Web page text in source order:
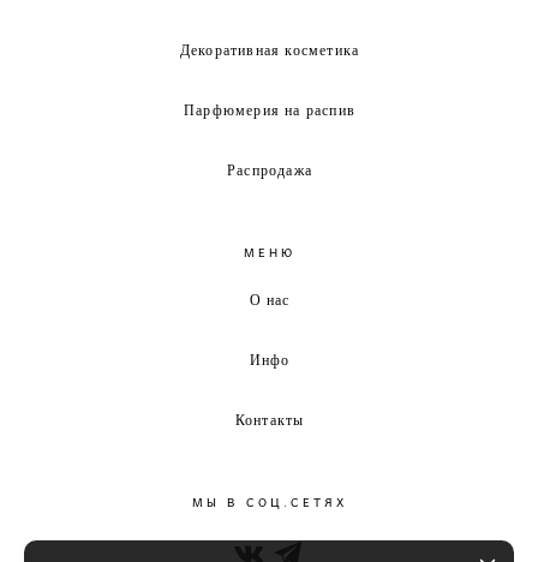
Декоративная косметика
Парфюмерия на распив
Распродажа
МЕНЮ
О нас
Инфо
Контакты
МЫ В СОЦ.СЕТЯХ